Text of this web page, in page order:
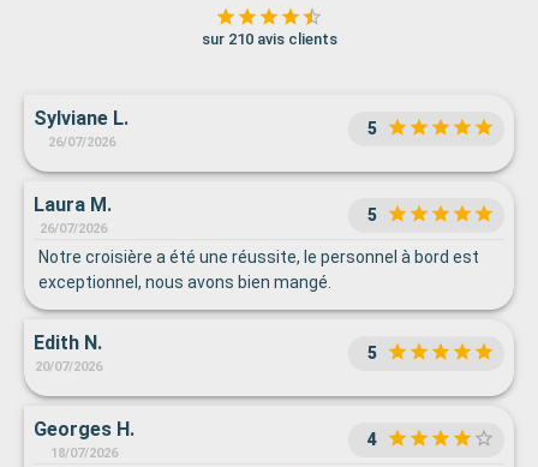
sur 210 avis clients
Sylviane L.
26/07/2026
5
Laura M.
26/07/2026
5
Notre croisière a été une réussite, le personnel à bord est
exceptionnel, nous avons bien mangé.
Edith N.
20/07/2026
5
Georges H.
18/07/2026
4